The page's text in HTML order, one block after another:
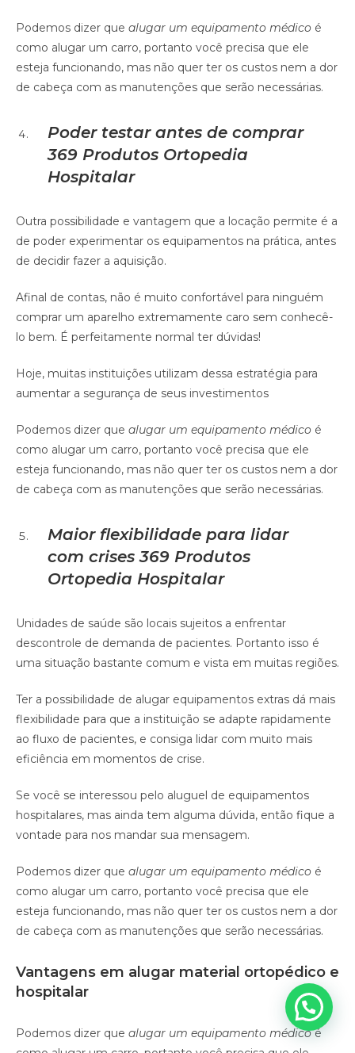
Podemos dizer que alugar um equipamento médico é
como alugar um carro, portanto você precisa que ele
esteja funcionando, mas não quer ter os custos nem a dor
de cabeça com as manutenções que serão necessárias.
Poder testar antes de comprar
369 Produtos Ortopedia
Hospitalar
Outra possibilidade e vantagem que a locação permite é a
de poder experimentar os equipamentos na prática, antes
de decidir fazer a aquisição.
Afinal de contas, não é muito confortável para ninguém
comprar um aparelho extremamente caro sem conhecê-
lo bem. É perfeitamente normal ter dúvidas!
Hoje, muitas instituições utilizam dessa estratégia para
aumentar a segurança de seus investimentos
Podemos dizer que alugar um equipamento médico é
como alugar um carro, portanto você precisa que ele
esteja funcionando, mas não quer ter os custos nem a dor
de cabeça com as manutenções que serão necessárias.
Maior flexibilidade para lidar
com crises369 Produtos
Ortopedia Hospitalar
Unidades de saúde são locais sujeitos a enfrentar
descontrole de demanda de pacientes. Portanto isso é
uma situação bastante comum e vista em muitas regiões.
Ter a possibilidade de alugar equipamentos extras dá mais
flexibilidade para que a instituição se adapte rapidamente
ao fluxo de pacientes, e consiga lidar com muito mais
eficiência em momentos de crise.
Se você se interessou pelo aluguel de equipamentos
hospitalares, mas ainda tem alguma dúvida, então fique a
vontade para nos mandar sua mensagem.
Podemos dizer que alugar um equipamento médico é
como alugar um carro, portanto você precisa que ele
esteja funcionando, mas não quer ter os custos nem a dor
de cabeça com as manutenções que serão necessárias.
Vantagens em alugar material ortopédico e
hospitalar
Podemos dizer que alugar um equipamento médicoé